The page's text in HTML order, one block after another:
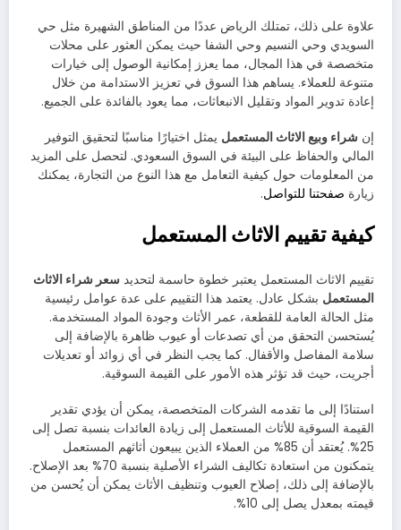
علاوة على ذلك، تمتلك الرياض عددًا من المناطق الشهيرة مثل حي
السويدي وحي النسيم وحي الشفا حيث يمكن العثور على محلات
متخصصة في هذا المجال، مما يعزز إمكانية الوصول إلى خيارات
متنوعة للعملاء. يساهم هذا السوق في تعزيز الاستدامة من خلال
إعادة تدوير المواد وتقليل الانبعاثات، مما يعود بالفائدة على الجميع.
إن شراء وبيع الاثاث المستعمل يمثل اختيارًا مناسبًا لتحقيق التوفير
المالي والحفاظ على البيئة في السوق السعودي. لتحصل على المزيد
من المعلومات حول كيفية التعامل مع هذا النوع من التجارة، يمكنك
زيارة صفحتنا للتواصل.
كيفية تقييم الاثاث المستعمل
تقييم الاثاث المستعمل يعتبر خطوة حاسمة لتحديد سعر شراء الاثاث
المستعمل بشكل عادل. يعتمد هذا التقييم على عدة عوامل رئيسية
مثل الحالة العامة للقطعة، عمر الأثاث وجودة المواد المستخدمة.
يُستحسن التحقق من أي تصدعات أو عيوب ظاهرة بالإضافة إلى
سلامة المفاصل والأقفال. كما يجب النظر في أي زوائد أو تعديلات
أجريت، حيث قد تؤثر هذه الأمور على القيمة السوقية.
استنادًا إلى ما تقدمه الشركات المتخصصة، يمكن أن يؤدي تقدير
القيمة السوقية للأثاث المستعمل إلى زيادة العائدات بنسبة تصل إلى
25%. يُعتقد أن 85% من العملاء الذين يبيعون أثاثهم المستعمل
يتمكنون من استعادة تكاليف الشراء الأصلية بنسبة 70% بعد الإصلاح.
بالإضافة إلى ذلك، إصلاح العيوب وتنظيف الأثاث يمكن أن يُحسن من
قيمته بمعدل يصل إلى 10%.